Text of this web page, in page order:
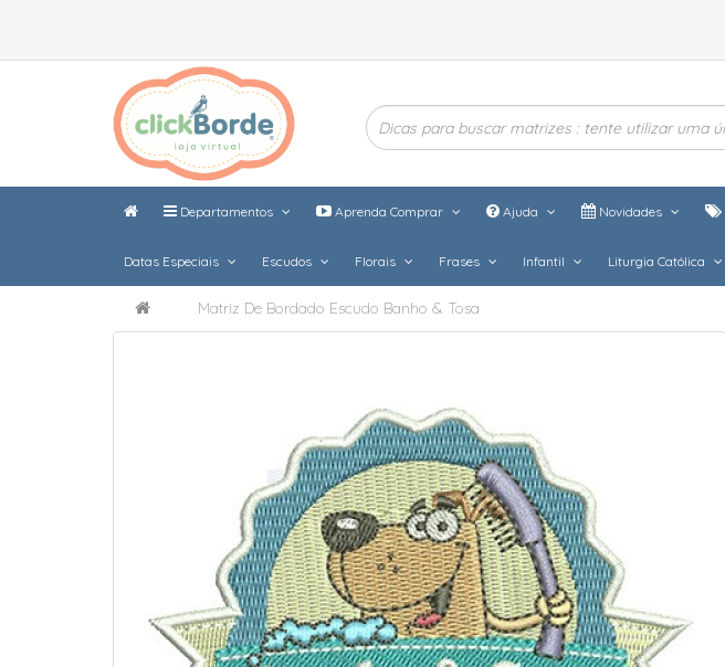
Departamentos Aprenda Comprar Ajuda Novidades
Datas Especiais Escudos Florais Frases Infantil Liturgia Católica
Matriz De Bordado Escudo Banho & Tosa